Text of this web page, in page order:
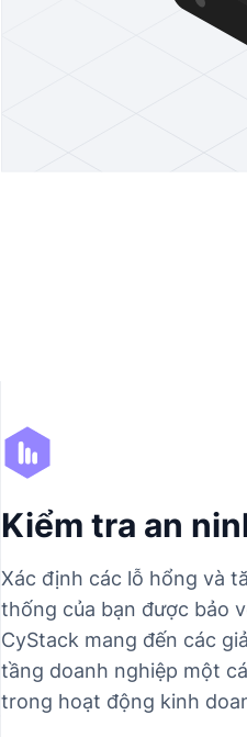
Kiểm tra an
Xác định các lỗ hổng và
thống của bạn được bảo
CyStack mang đến các
tầng doanh nghiệp một
trong hoạt động kinh